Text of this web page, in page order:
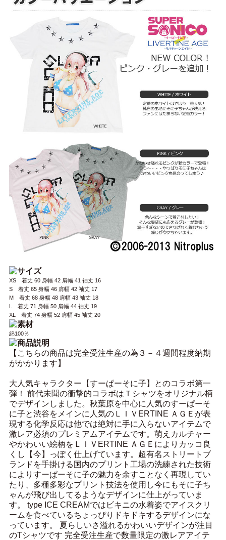
XS 着丈 60 身幅 42 肩幅 41 袖丈 16
S 着丈 65 身幅 46 肩幅 42 袖丈 17
M 着丈 68 身幅 48 肩幅 43 袖丈 18
L 着丈 71 身幅 50 肩幅 44 袖丈 19
XL 着丈 74 身幅 52 肩幅 45 袖丈 20
綿100％
【こちらの商品は完全受注生産の為３－４週間程度納期
がかかります】
大人気キャラクター【すーぱーそに子】とのコラボ第一
弾！ 前代未聞の衝撃的コラボはＴシャツをオリジナル柄
でデザインしました。秋葉原を中心に人気のすーぱーそ
に子と渋谷をメインに人気のＬＩＶERTINE ＡＧＥが表
現する化学反応は他では絶対に手に入らないアイテムで
激レア必須のプレミアムアイテムです。萌えカルチャー
やかわいい絵柄をＬＩＶERTINE ＡＧＥによりカッコ良
くし【今】っぽく仕上げています。超有名ストリートブ
ランドを手掛ける国内のプリント工場の洗練された技術
によりすーぱーそに子の魅力を余すことなく再現してい
たり、多種多彩なプリント技法を使用し今にもそに子ち
ゃんが飛び出してるようなデザインに仕上がっていま
す。 type ICE CREAMではビキニの水着姿でアイスクリ
ームを食べているちょっぴりドキドキするデザインにな
っています。 夏らしいさ溢れるかわいいデザインが注目
のTシャツです 完全受注生産で数量限定の激レアアイテ